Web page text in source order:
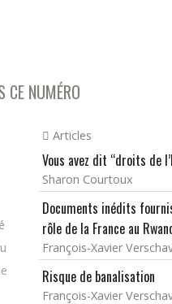
CE NUMÉRO
Articles
Vous avez dit “droits de
Sharon Courtoux
Documents inédits
rôle de la France au
François-Xavier
Risque de banalisation
François-Xavier